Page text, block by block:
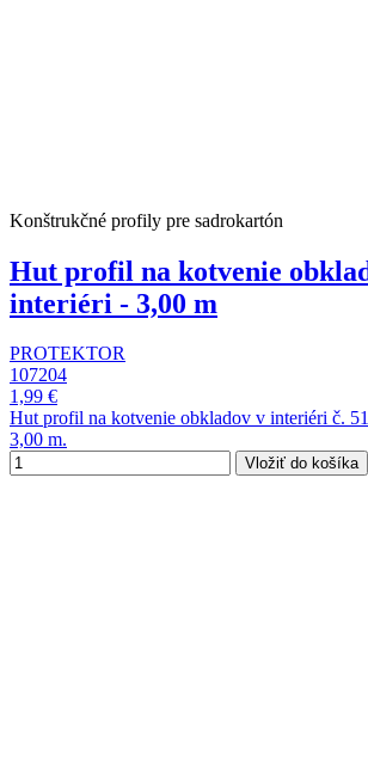
Konštrukčné profily pre sadrokartón
Hut profil na kotvenie
interiéri - 3,00 m
PROTEKTOR
107204
1,99 €
Hut profil na kotvenie obkladov v interiéri č.
3,00 m.
Vložiť do košíka